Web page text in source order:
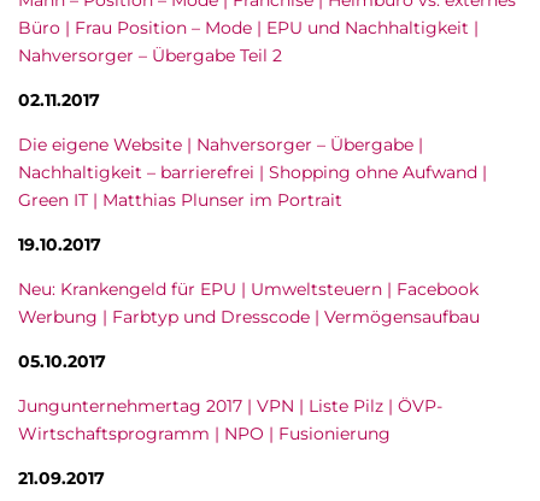
Büro | Frau Position – Mode | EPU und Nachhaltigkeit |
Nahversorger – Übergabe Teil 2
02.11.2017
Die eigene Website | Nahversorger – Übergabe |
Nachhaltigkeit – barrierefrei | Shopping ohne Aufwand |
Green IT | Matthias Plunser im Portrait
19.10.2017
Neu: Krankengeld für EPU | Umweltsteuern | Facebook
Werbung | Farbtyp und Dresscode | Vermögensaufbau
05.10.2017
Jungunternehmertag 2017 | VPN | Liste Pilz | ÖVP-
Wirtschaftsprogramm | NPO | Fusionierung
21.09.2017